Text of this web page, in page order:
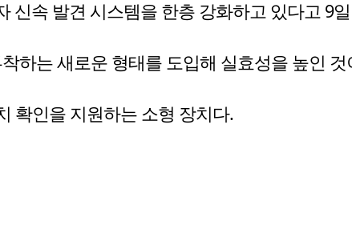
신속 발견 시스템을 한층 강화하고 있다고 9
하는 새로운 형태를 도입해 실효성을 높인
확인을 지원하는 소형 장치다.